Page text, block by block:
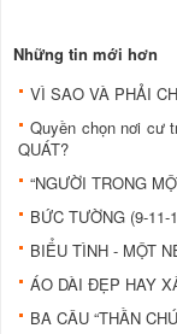
Những tin mới hơn
VÌ SAO VÀ PHẢI
Quyền chọn nơi cư
QUÁT?
“NGƯỜI TRONG
BỨC TƯỜNG (9-11-
BIỂU TÌNH - MỘT
ÁO DÀI ĐẸP HAY
BA CÂU “THẦN